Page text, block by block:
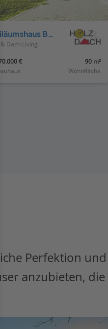
Jubiläumshaus Bungalow mit Satteldach
& Dach Living
€
90 m²
Wohnfläche
Perfektion und
anzubieten, die